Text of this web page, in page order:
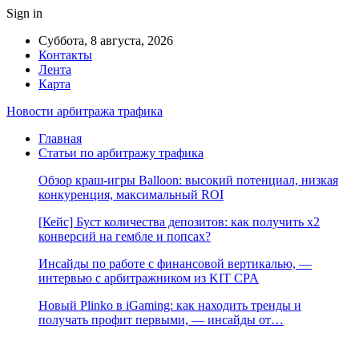
Sign in
Суббота, 8 августа, 2026
Контакты
Лента
Карта
Новости арбитража трафика
Главная
Статьи по арбитражу трафика
Обзор краш-игры Balloon: высокий потенциал, низкая
конкуренция, максимальный ROI
[Кейс] Буст количества депозитов: как получить х2
конверсий на гембле и попсах?
Инсайды по работе с финансовой вертикалью, —
интервью с арбитражником из KIT CPA
Новый Plinko в iGaming: как находить тренды и
получать профит первыми, — инсайды от…